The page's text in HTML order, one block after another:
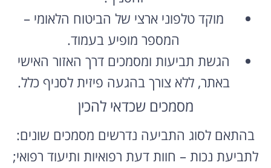
מוקד טלפוני ארצי של הביטוח הלאומי –
באתר, ללא צורך בהגעה פיזית לסניף כלל.
מסמכים שכדאי להכין
בהתאם לסוג התביעה נדרשים מסמכים שונים:
לתביעת נכות – חוות דעת רפואיות ותיעוד רפואי;